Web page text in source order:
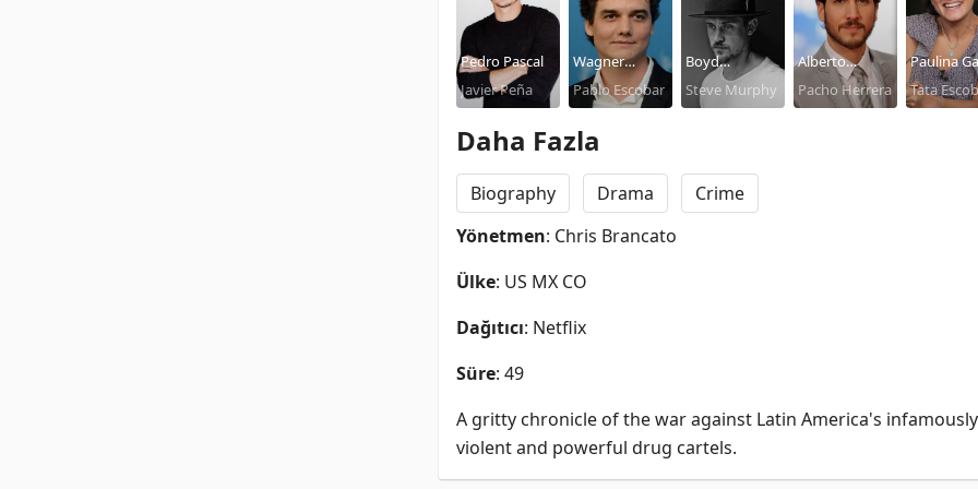
Pedro Pascal
Javier Peña
Wagner
Moura
Pablo Escobar
Boyd
Holbrook
Steve Murphy
Alberto
Ammann
Pacho Herrera
Paulina
Tata
Daha Fazla
Biography Drama
Crime
Yönetmen: Chris Brancato
Ülke: US MX CO
Dağıtıcı: Netflix
Süre: 49
A gritty chronicle of the war against Latin America's infamously
violent and powerful drug cartels.